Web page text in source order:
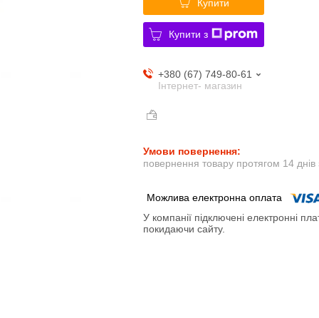
Купити
Купити з
+380 (67) 749-80-61
Інтернет- магазин
повернення товару протягом 14 днів
У компанії підключені електронні
покидаючи сайту.